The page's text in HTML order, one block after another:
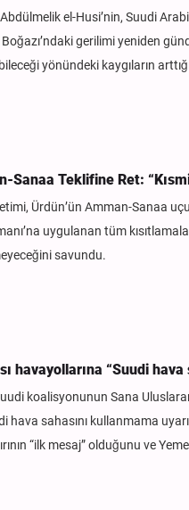
el-Husi’nin, Suudi
gerilimi yeniden
yönündeki kaygıların
Sanaa Teklifine Ret:
Ürdün’ün Amman-Sanaa
uygulanan tüm
savundu.
havayollarına “Suudi hava
koalisyonunun Sana
hava sahasını kullanmama
“ilk mesaj” olduğunu ve